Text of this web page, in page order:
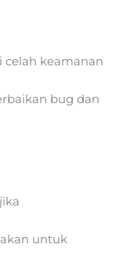
celah keamanan
bug dan
untuk